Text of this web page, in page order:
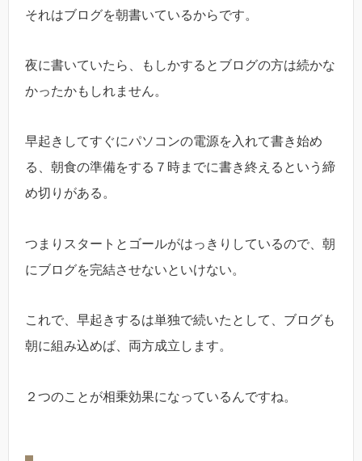
それはブログを朝書いているからです。
夜に書いていたら、もしかするとブログの方は続かな
かったかもしれません。
早起きしてすぐにパソコンの電源を入れて書き始め
る、朝食の準備をする７時までに書き終えるという締
め切りがある。
つまりスタートとゴールがはっきりしているので、朝
にブログを完結させないといけない。
これで、早起きするは単独で続いたとして、ブログも
朝に組み込めば、両方成立します。
２つのことが相乗効果になっているんですね。